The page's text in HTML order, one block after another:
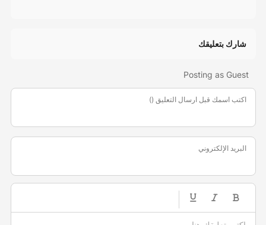
شارك بتعليقك
Posting as Guest
اكتب اسمك قبل ارسال التعليق ()
البريد الإلكتروني
-